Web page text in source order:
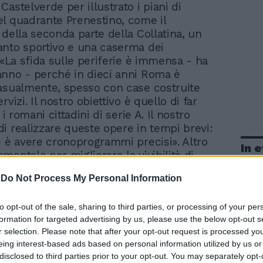
Do Not Process My Personal Information
opt-out of the sale, sharing to third parties, or processing of your
for targeted advertising by us, please use the below opt-out
selection. Please note that after your opt-out request is processed
interest-based ads based on personal information utilized by us
to third parties prior to your opt-out. You may separately
per illustrato i piani di
quadrante Prenestino, come il
seconda parte della Collatina, un
sportivo e una caserma dei
sfida sulle periferie è immensa - ha
- perché in dieci anni Roma è
spesso con case costruite
Il nostro obiettivo è quello di far
romani cittadini di serie A. Il nostro
realizzare queste opere in tempi brevi:
è avere cronoprogrammi precisi». Altro
per migliorare la vivibilità di
«Per noi la sicurezza è sempre al
una caserma dei carabinieri».
erano presenti, l'assessore ai Lavori
Ghera, il presidente della
Urbanistica Di Cosimo e l'assessore
In